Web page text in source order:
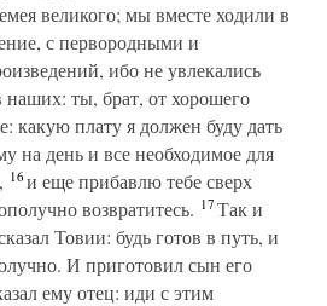
великого; мы вместе ходили в
с первородными и
ибо не увлекались
наших: ты, брат, от хорошего
плату я должен буду дать
на день и все необходимое для
16и еще прибавлю тебе сверх
возвратитесь. 17Так и
Товии: будь готов в путь, и
И приготовил сын его
ему отец: иди с этим